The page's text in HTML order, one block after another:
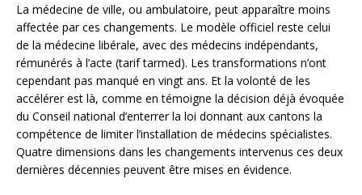
La médecine de ville, ou ambulatoire, peut apparaître moins
affectée par ces changements. Le modèle officiel reste celui
de la médecine libérale, avec des médecins indépendants,
rémunérés à l’acte (tarif tarmed). Les transformations n’ont
cependant pas manqué en vingt ans. Et la volonté de les
accélérer est là, comme en témoigne la décision déjà évoquée
du Conseil national d’enterrer la loi donnant aux cantons la
compétence de limiter l’installation de médecins spécialistes.
Quatre dimensions dans les changements intervenus ces deux
dernières décennies peuvent être mises en évidence.